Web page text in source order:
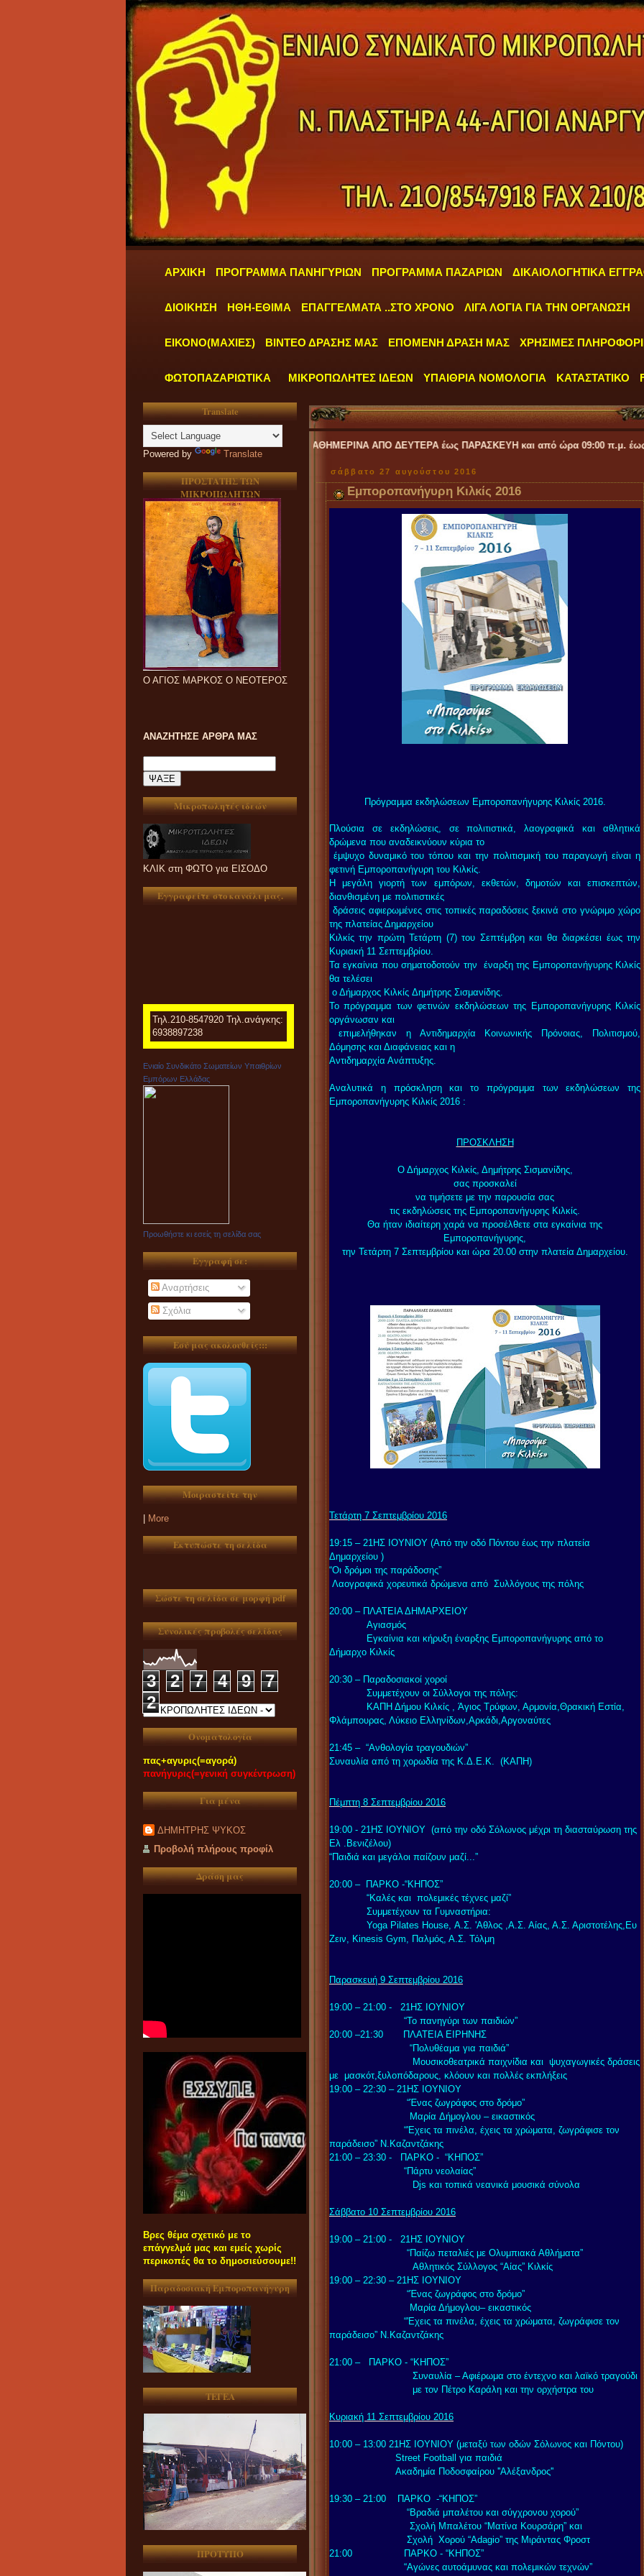
ΑΡΧΙΚΗ ΠΡΟΓΡΑΜΜΑ ΠΑΝΗΓΥΡΙΩΝ ΠΡΟΓΡΑΜΜΑ ΠΑΖΑΡΙΩΝ ΔΙΚΑΙΟΛΟΓΗΤΙΚΑ
ΔΙΟΙΚΗΣΗ ΗΘΗ-ΕΘΙΜΑ ΕΠΑΓΓΕΛΜΑΤΑ ..ΣΤΟ ΧΡΟΝΟ ΛΙΓΑ ΛΟΓΙΑ ΓΙΑ ΤΗΝ ΟΡΓΑΝΩΣΗ
ΕΙΚΟΝΟ(ΜΑΧΙΕΣ) ΒΙΝΤΕΟ ΔΡΑΣΗΣ ΜΑΣ ΕΠΟΜΕΝΗ ΔΡΑΣΗ ΜΑΣ ΧΡΗΣΙΜΕΣ
ΦΩΤΟΠΑΖΑΡΙΩΤΙΚΑ ΜΙΚΡΟΠΩΛΗΤΕΣ ΙΔΕΩΝ ΥΠΑΙΘΡΙΑ ΝΟΜΟΛΟΓΙΑ ΚΑΤΑΣΤΑΤΙΚΟ
Translate
Powered by Translate
ΠΡΟΣΤΑΤΗΣ ΤΩΝ
ΜΙΚΡΟΠΩΛΗΤΩΝ
Ο ΑΓΙΟΣ ΜΑΡΚΟΣ Ο ΝΕΟΤΕΡΟΣ
ΑΝΑΖΗΤΗΣΕ ΑΡΘΡΑ ΜΑΣ
Μικροπωλητές ιδεών
ΚΛΙΚ στη ΦΩΤΟ για ΕΙΣΟΔΟ
Εγγραφείτε στο κανάλι μας.
Τηλ.210-8547920 Τηλ.ανάγκης:
6938897238
Ενιαίο Συνδικάτο Σωματείων Υπαιθρίων
Εμπόρων Ελλάδας
Προωθήστε κι εσείς τη σελίδα σας
Εγγραφή σε:
Αναρτήσεις
Σχόλια
Εσύ μας ακολουθείς:::
Μοιραστείτε την
More
Εκτυπώστε τη σελίδα
Σώστε τη σελίδα σε μορφή pdf
Συνολικές προβολές σελίδας
3 2 7 4 9
7
2
Ονοματολογία
πας+αγυρις(=αγορά)
πανήγυρις(=γενική συγκέντρωση)
Για μένα
ΔΗΜΗΤΡΗΣ ΨΥΚΟΣ
Προβολή πλήρους προφίλ
Δράση μας
Βρες θέμα σχετικό με το
επάγγελμά μας και εμείς χωρίς
περικοπές θα το δημοσιεύσουμε!!
Παραδοσιακή Εμποροπανήγυρη
ΤΕΓΕΑ
ΠΡΟΤΥΠΟ
ΤΑ ΓΡΑΦΕΙΑ ΜΑΣ ΛΕΙΤΟΥΡΓΟΥΝ ΚΑΘΗΜΕΡΙΝΑ ΑΠΟ ΔΕΥΤΕΡΑ έως ΠΑΡΑΣΚΕΥΗ και από ώρα 09:00 π.μ. έως 04:00 μ.μ.''
σάββατο 27 αυγούστου 2016
Εμποροπανήγυρη Κιλκίς 2016
Πρόγραμμα εκδηλώσεων Εμποροπανήγυρης Κιλκίς 2016.
Πλούσια σε εκδηλώσεις, σε πολιτιστικά, λαογραφικά και αθλητικά
δρώμενα που αναδεικνύουν κύρια το
έμψυχο δυναμικό του τόπου και την πολιτισμική του παραγωγή είναι η
φετινή Εμποροπανήγυρη του Κιλκίς.
Η μεγάλη γιορτή των εμπόρων, εκθετών, δημοτών και επισκεπτών,
διανθισμένη με πολιτιστικές
δράσεις αφιερωμένες στις τοπικές παραδόσεις ξεκινά στο γνώριμο χώρο
της πλατείας Δημαρχείου
Κιλκίς την πρώτη Τετάρτη (7) του Σεπτέμβρη και θα διαρκέσει έως την
Κυριακή 11 Σεπτεμβρίου.
Τα εγκαίνια που σηματοδοτούν την έναρξη της Εμποροπανήγυρης Κιλκίς
θα τελέσει
ο Δήμαρχος Κιλκίς Δημήτρης Σισμανίδης.
Το πρόγραμμα των φετινών εκδηλώσεων της Εμποροπανήγυρης Κιλκίς
οργάνωσαν και
επιμελήθηκαν η Αντιδημαρχία Κοινωνικής Πρόνοιας, Πολιτισμού,
Δόμησης και Διαφάνειας και η
Αντιδημαρχία Ανάπτυξης.
Αναλυτικά η πρόσκληση και το πρόγραμμα των εκδηλώσεων της
Εμποροπανήγυρης Κιλκίς 2016 :
ΠΡΟΣΚΛΗΣΗ
Ο Δήμαρχος Κιλκίς, Δημήτρης Σισμανίδης,
σας προσκαλεί
να τιμήσετε με την παρουσία σας
τις εκδηλώσεις της Εμποροπανήγυρης Κιλκίς.
Θα ήταν ιδιαίτερη χαρά να προσέλθετε στα εγκαίνια της
Εμποροπανήγυρης,
την Τετάρτη 7 Σεπτεμβρίου και ώρα 20.00 στην πλατεία Δημαρχείου.
Τετάρτη 7 Σεπτεμβρίου 2016
19:15 – 21ΗΣ ΙΟΥΝΙΟΥ (Από την οδό Πόντου έως την πλατεία
Δημαρχείου )
“Οι δρόμοι της παράδοσης”
Λαογραφικά χορευτικά δρώμενα από Συλλόγους της πόλης
20:00 – ΠΛΑΤΕΙΑ ΔΗΜΑΡΧΕΙΟΥ
Αγιασμός
Εγκαίνια και κήρυξη έναρξης Εμποροπανήγυρης από το
Δήμαρχο Κιλκίς
20:30 –Παραδοσιακοί χοροί
Συμμετέχουν οι Σύλλογοι της πόλης:
ΚΑΠΗ Δήμου Κιλκίς , Άγιος Τρύφων, Αρμονία,Θρακική Εστία,
Φλάμπουρας, Λύκειο Ελληνίδων,Αρκάδι,Αργοναύτες
21:45 – “Ανθολογία τραγουδιών”
Συναυλία από τη χορωδία της Κ.Δ.Ε.Κ. (ΚΑΠΗ)
Πέμπτη 8 Σεπτεμβρίου 2016
19:00 - 21ΗΣ ΙΟΥΝΙΟΥ (από την οδό Σόλωνος μέχρι τη διασταύρωση της
Ελ .Βενιζέλου)
“Παιδιά και μεγάλοι παίζουν μαζί...”
20:00 – ΠΑΡΚΟ -“ΚΗΠΟΣ”
“Καλές και πολεμικές τέχνες μαζί”
Συμμετέχουν τα Γυμναστήρια:
Yoga Pilates House, Α.Σ. 'Aθλος ,Α.Σ. Αίας, Α.Σ. Αριστοτέλης,Ευ
Ζειν, Kinesis Gym, Παλμός, Α.Σ. Τόλμη
Παρασκευή 9 Σεπτεμβρίου 2016
19:00 – 21:00 - 21ΗΣ ΙΟΥΝΙΟΥ
“Το πανηγύρι των παιδιών”
20:00 –21:30 ΠΛΑΤΕΙΑ ΕΙΡΗΝΗΣ
“Πολυθέαμα για παιδιά”
Μουσικοθεατρικά παιχνίδια και ψυχαγωγικές δράσεις
με μασκότ,ξυλοπόδαρους, κλόουν και πολλές εκπλήξεις
19:00 – 22:30 – 21ΗΣ ΙΟΥΝΙΟΥ
“Ένας ζωγράφος στο δρόμο”
Μαρία Δήμογλου – εικαστικός
“'Εχεις τα πινέλα, έχεις τα χρώματα, ζωγράφισε τον
παράδεισο” Ν.Καζαντζάκης
21:00 – 23:30 - ΠΑΡΚΟ - “ΚΗΠΟΣ”
“Πάρτυ νεολαίας”
Djs και τοπικά νεανικά μουσικά σύνολα
Σάββατο 10 Σεπτεμβρίου 2016
19:00 – 21:00 - 21ΗΣ ΙΟΥΝΙΟΥ
“Παίζω πεταλιές με Ολυμπιακά Αθλήματα”
Αθλητικός Σύλλογος “Αίας” Κιλκίς
19:00 – 22:30 – 21ΗΣ ΙΟΥΝΙΟΥ
“Ένας ζωγράφος στο δρόμο”
Μαρία Δήμογλου– εικαστικός
“'Εχεις τα πινέλα, έχεις τα χρώματα, ζωγράφισε τον
παράδεισο” Ν.Καζαντζάκης
21:00 – ΠΑΡΚΟ - “ΚΗΠΟΣ”
Συναυλία – Αφιέρωμα στο έντεχνο και λαϊκό τραγούδι
με τον Πέτρο Καράλη και την ορχήστρα του
Κυριακή 11 Σεπτεμβρίου 2016
10:00 – 13:00 21ΗΣ ΙΟΥΝΙΟΥ (μεταξύ των οδών Σόλωνος και Πόντου)
Street Football για παιδιά
Ακαδημία Ποδοσφαίρου ''Αλέξανδρος''
19:30 – 21:00 ΠΑΡΚΟ -“ΚΗΠΟΣ”
“Βραδιά μπαλέτου και σύγχρονου χορού”
Σχολή Μπαλέτου “Ματίνα Κουρσάρη” και
Σχολή Χορού “Adagio” της Μιράντας Φροστ
21:00 ΠΑΡΚΟ - “ΚΗΠΟΣ”
“Αγώνες αυτοάμυνας και πολεμικών τεχνών”